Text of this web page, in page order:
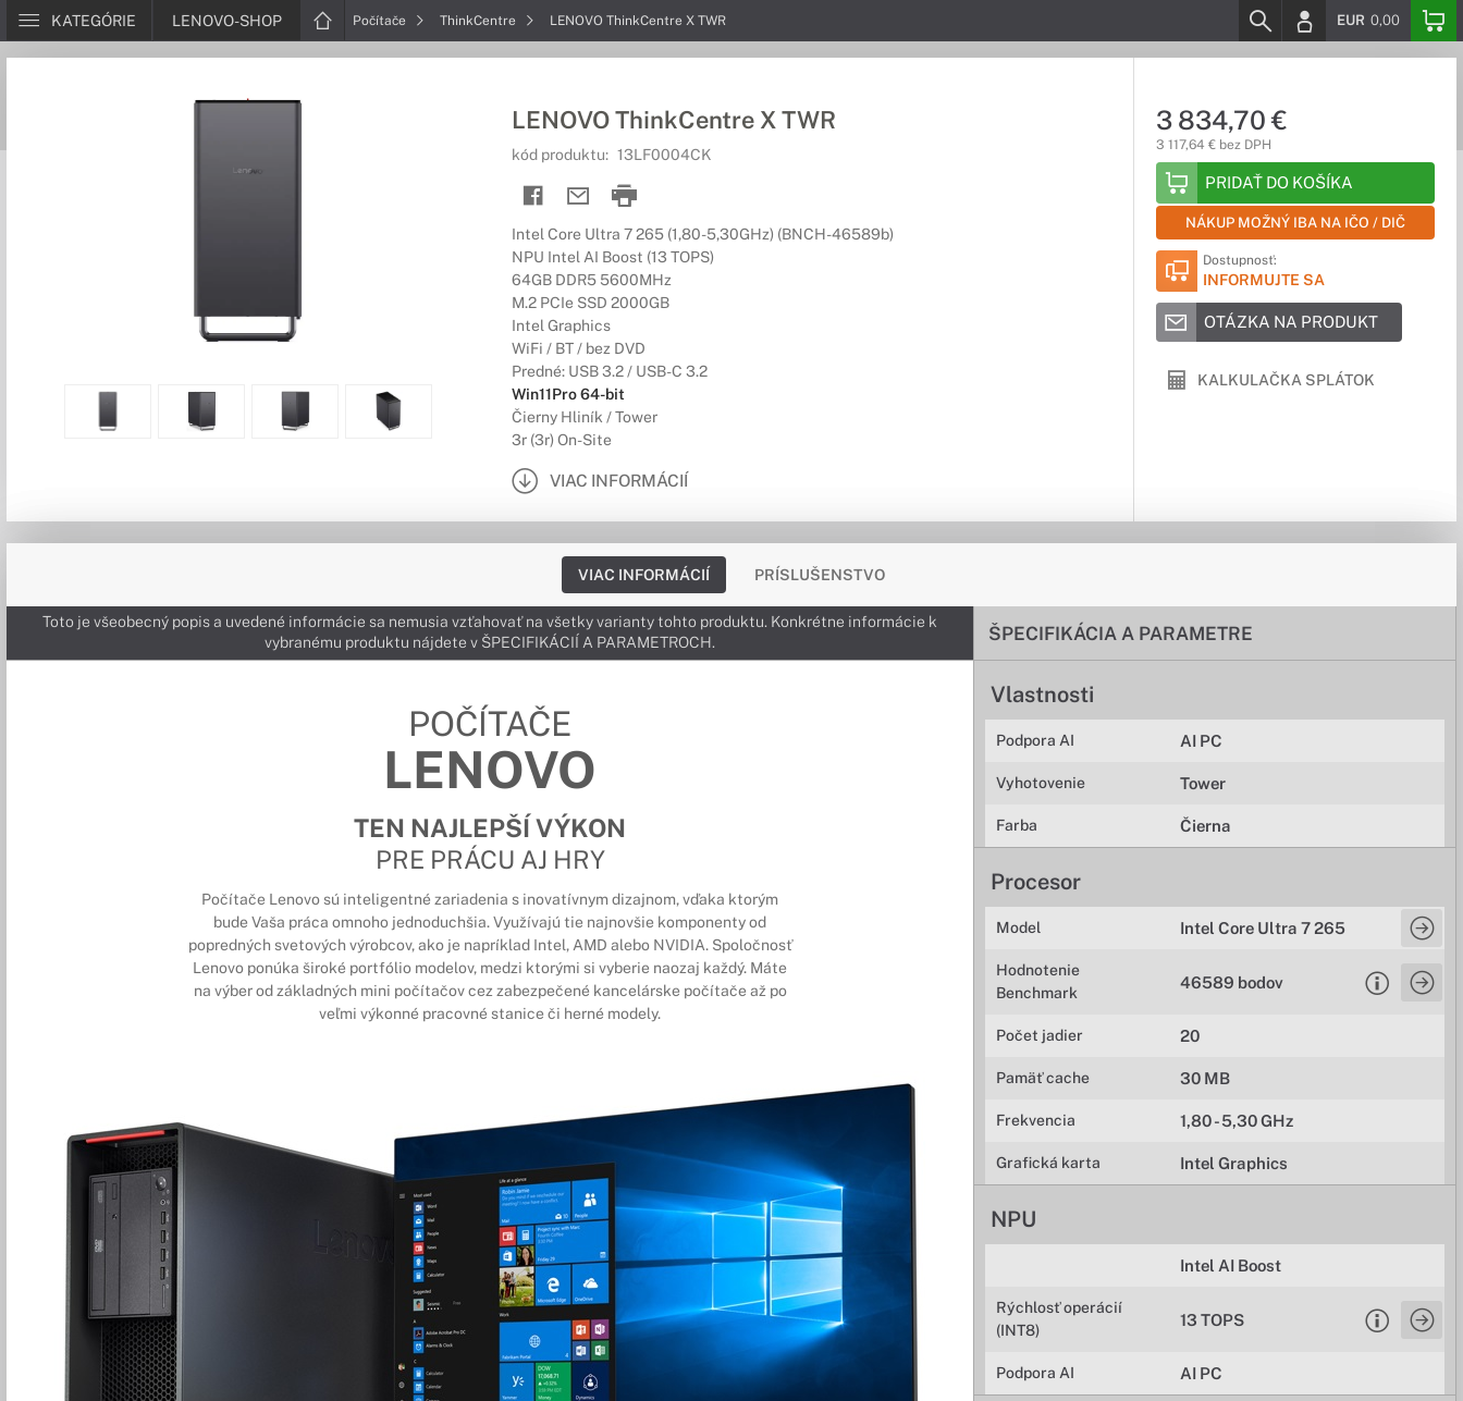
KATEGÓRIE LENOVO-SHOP Počítače ThinkCentre LENOVO ThinkCentre X TWR EUR 0,00
LENOVO ThinkCentre X TWR
kód produktu: 13LF0004CK
Intel Core Ultra 7 265 (1,80-5,30GHz) (BNCH-46589b)
NPU Intel AI Boost (13 TOPS)
64GB DDR5 5600MHz
M.2 PCIe SSD 2000GB
Intel Graphics
WiFi / BT / bez DVD
Predné: USB 3.2 / USB-C 3.2
Win11Pro 64-bit
Čierny Hliník / Tower
3r (3r) On-Site
VIAC INFORMÁCIÍ
3 834,70 €
3 117,64 € bez DPH
PRIDAŤ DO KOŠÍKA
NÁKUP MOŽNÝ IBA NA IČO / DIČ
Dostupnosť:
INFORMUJTE SA
OTÁZKA NA PRODUKT
KALKULAČKA SPLÁTOK
VIAC INFORMÁCIÍ PRÍSLUŠENSTVO
ŠPECIFIKÁCIA A PARAMETRE
Vlastnosti
Podpora AI AI PC
Vyhotovenie Tower
Farba Čierna
Procesor
Model Intel Core Ultra 7 265
Hodnotenie
Benchmark
46589 bodov
Počet jadier 20
Pamäť cache 30 MB
Frekvencia 1,80 - 5,30 GHz
Grafická karta Intel Graphics
NPU
Intel AI Boost
Rýchlosť operácií
(INT8)
13 TOPS
Podpora AI AI PC
Toto je všeobecný popis a uvedené informácie sa nemusia vzťahovať na všetky varianty tohto produktu. Konkrétne informácie k
vybranému produktu nájdete v ŠPECIFIKÁCIÍ A PARAMETROCH.
POČÍTAČE
LENOVO
TEN NAJLEPŠÍ VÝKON
PRE PRÁCU AJ HRY
Počítače Lenovo sú inteligentné zariadenia s inovatívnym dizajnom, vďaka ktorým
bude Vaša práca omnoho jednoduchšia. Využívajú tie najnovšie komponenty od
popredných svetových výrobcov, ako je napríklad Intel, AMD alebo NVIDIA. Spoločnosť
Lenovo ponúka široké portfólio modelov, medzi ktorými si vyberie naozaj každý. Máte
na výber od základných mini počítačov cez zabezpečené kancelárske počítače až po
veľmi výkonné pracovné stanice či herné modely.